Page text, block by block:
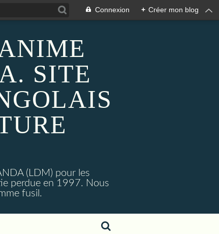
Connexion + Créer mon blog
SITE
(LDM) pour les
perdue en 1997. Nous
fusil.